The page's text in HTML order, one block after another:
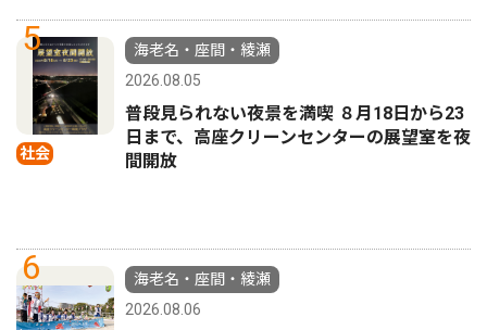
5
社会
海老名・座間・綾瀬
2026.08.05
普段見られない夜景を満喫 ８月18日から23
日まで、高座クリーンセンターの展望室を夜
間開放
6
海老名・座間・綾瀬
2026.08.06